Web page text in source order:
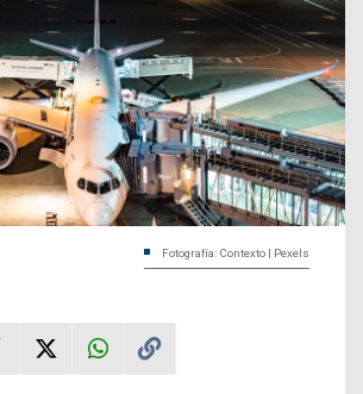
Fotografía: Contexto | Pexels